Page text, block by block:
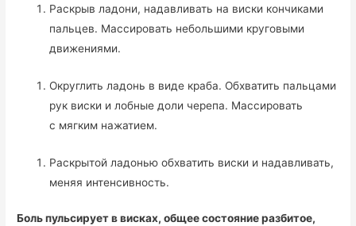
Раскрыв ладони, надавливать на виски кончиками
пальцев. Массировать небольшими круговыми
движениями.
Округлить ладонь в виде краба. Обхватить пальцами
рук виски и лобные доли черепа. Массировать
с мягким нажатием.
Раскрытой ладонью обхватить виски и надавливать,
меняя интенсивность.
Боль пульсирует в висках, общее состояние разбитое,